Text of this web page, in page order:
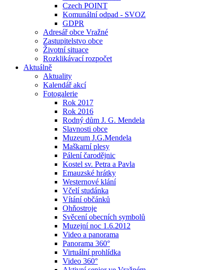
Czech POINT
Komunální odpad - SVOZ
GDPR
Adresář obce Vražné
Zastupitelstvo obce
Životní situace
Rozklikávací rozpočet
Aktuálně
Aktuality
Kalendář akcí
Fotogalerie
Rok 2017
Rok 2016
Rodný dům J. G. Mendela
Slavnosti obce
Muzeum J.G.Mendela
Maškarní plesy
Pálení čarodějnic
Kostel sv. Petra a Pavla
Emauzské hrátky
Westernové klání
Včelí studánka
Vítání občánků
Ohňostroje
Svěcení obecních symbolů
Muzejní noc 1.6.2012
Video a panorama
Panorama 360°
Virtuální prohlídka
Video 360°